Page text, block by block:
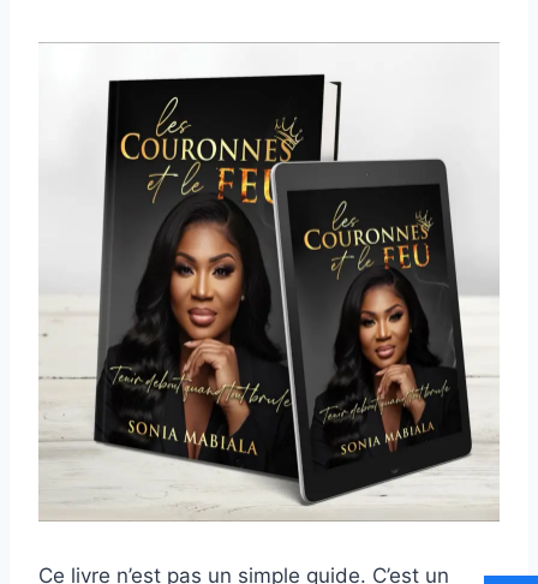
Ce livre n’est pas un simple guide. C’est un